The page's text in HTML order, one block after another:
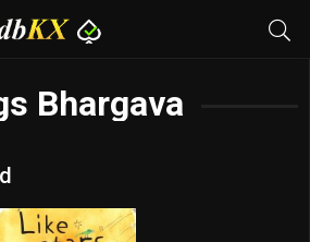
Bhargava